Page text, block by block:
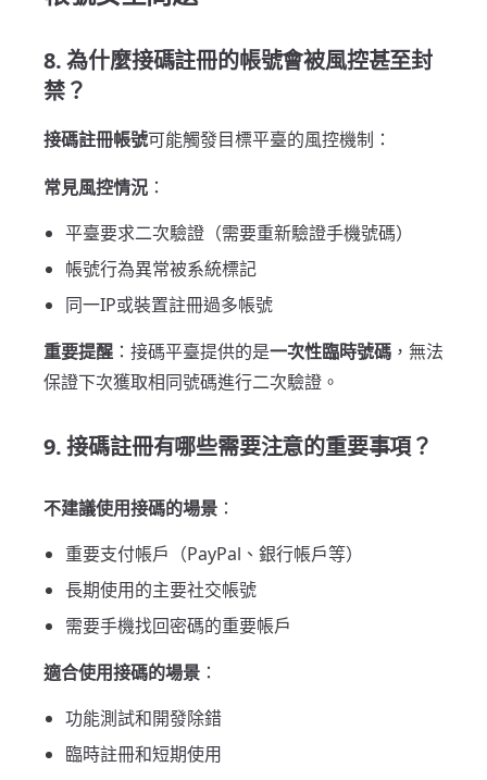
8. 為什麼接碼註冊的帳號會被風控甚至封
禁？
接碼註冊帳號可能觸發目標平臺的風控機制：
常見風控情況 ：
平臺要求二次驗證（需要重新驗證手機號碼）
帳號行為異常被系統標記
同一IP或裝置註冊過多帳號
重要提醒 ：接碼平臺提供的是一次性臨時號碼 ，無法
保證下次獲取相同號碼進行二次驗證。
9. 接碼註冊有哪些需要注意的重要事項？
不建議使用接碼的場景 ：
重要支付帳戶（PayPal、銀行帳戶等）
長期使用的主要社交帳號
需要手機找回密碼的重要帳戶
適合使用接碼的場景 ：
功能測試和開發除錯
臨時註冊和短期使用